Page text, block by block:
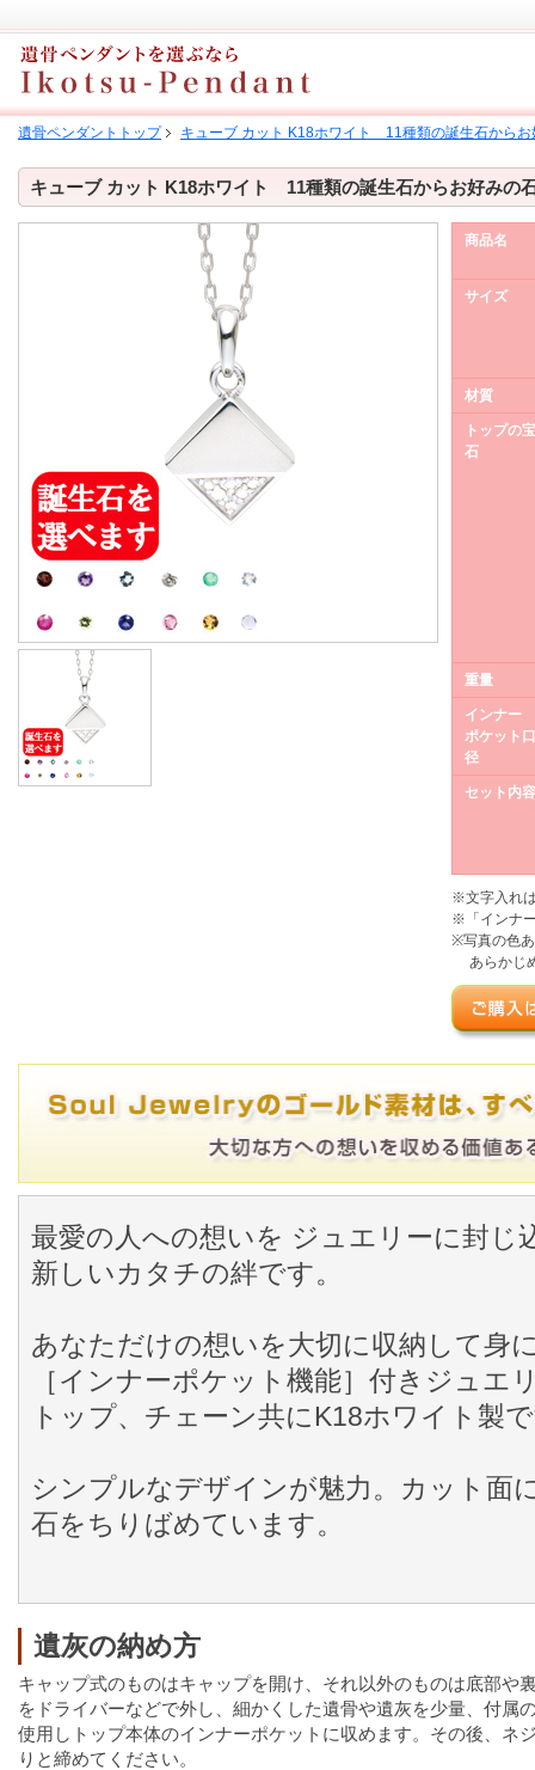
遺骨ペンダントトップ キューブ カット K18ホワイト 11種類の誕生石からお
キューブ カット K18ホワイト 11種類の誕生石からお好みの
商品名
サイズ
材質
トップの宝
石
重量
インナー
ポケット口
径
セット内容
※文字入れ
※「インナ
※写真の色
あらかじ
最愛の人への想いを ジュエリーに封じ
新しいカタチの絆です。
あなただけの想いを大切に収納して身
［インナーポケット機能］付きジュエ
トップ、チェーン共にK18ホワイト製
シンプルなデザインが魅力。カット面
石をちりばめています。
遺灰の納め方
キャップ式のものはキャップを開け、それ以外のものは底部や
をドライバーなどで外し、細かくした遺骨や遺灰を少量、付属
使用しトップ本体のインナーポケットに収めます。その後、ネ
りと締めてください。